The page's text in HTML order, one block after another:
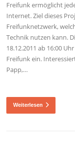
Freifunk ermöglicht
Internet. Ziel dieses
Freifunknetzwerk,
Technik nutzen kann.
18.12.2011 ab 16:00
Freifunk ein.
Papp,…
Weiterlesen